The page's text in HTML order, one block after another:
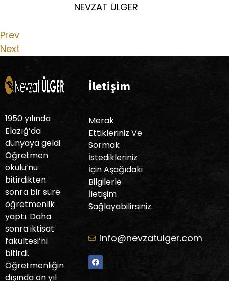
NEVZAT ÜLGER
Prev
Next
1950 yılında
Elazığ’da
dünyaya geldi.
Öğretmen
okulu’nu
bitirdikten
sonra bir süre
öğretmenlik
yaptı. Daha
sonra iktisat
fakültesi’ni
bitirdi.
Öğretmenliğin
dışında on yıl
İletişim
Merak
Ettikleriniz Ve
Sormak
İstedikleriniz
İçin Aşağıdaki
Bilgilerle
İletişim
Sağlayabilirsiniz.
info@nevzatulger.com